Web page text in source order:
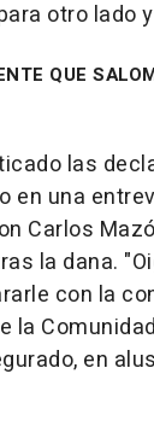
otro lado
QUE
las
en una
Carlos
la dana.
con la
la
en